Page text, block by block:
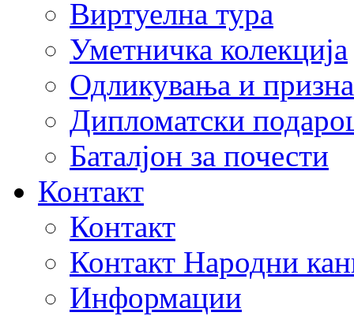
Виртуелна тура
Уметничка колекција
Одликувања и
Дипломатски
Баталјон за почести
Контакт
Контакт
Контакт Народни
Информации